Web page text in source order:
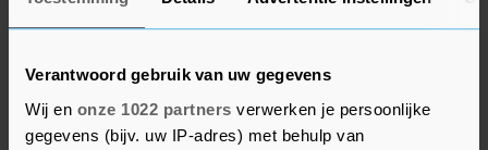
Verantwoord gebruik van uw gegevens
Wij en onze 1022 partners verwerken je persoonlijke
gegevens (bijv. uw IP-adres) met behulp van